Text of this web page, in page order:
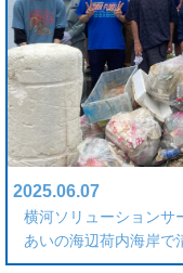
2025.06.07
横河ソリューションサ
あいの海辺荷内海岸で